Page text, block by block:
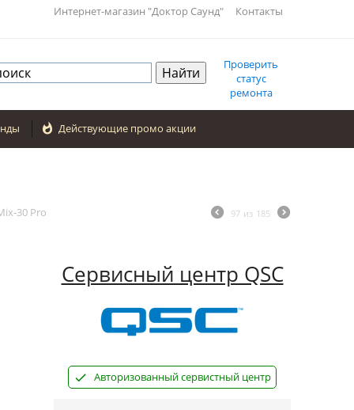
Интернет-магазин "Доктор Саунд" Контакты
Проверить
статус
ремонта
 Действующие промо акции
30 Pro 97 из 185
Сервисный центр QSC
Авторизованный сервистный центр